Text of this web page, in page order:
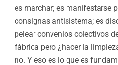
es marchar; es manifestarse
consignas antisistema; es
pelear convenios colectivos
fábrica pero ¿hacer la
no. Y eso es lo que es